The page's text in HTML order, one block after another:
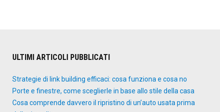
ULTIMI ARTICOLI PUBBLICATI
Strategie di link building efficaci: cosa funziona e cosa no
Porte e finestre, come sceglierle in base allo stile della casa
Cosa comprende davvero il ripristino di un’auto usata prima